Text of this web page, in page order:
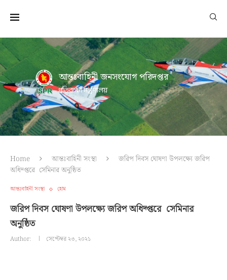
আন্তঃবাহিনী জনসংযোগ পরিদপ্তর
প্রতিরক্ষা মন্ত্রণালয়
Home আন্তঃবাহিনী সংস্থা
জরিপ দিবস ঘোষণা উপলক্ষ্যে জরিপ
অধিদ্প্তরে সেমিনার অনুষ্ঠিত
আন্তঃবাহিনী সংস্থা হোম
জরিপ দিবস ঘোষণা উপলক্ষ্যে জরিপ অধিদ্প্তরে সেমিনার
অনুষ্ঠিত
Author: সেপ্টেম্বর ২৩, ২০২১